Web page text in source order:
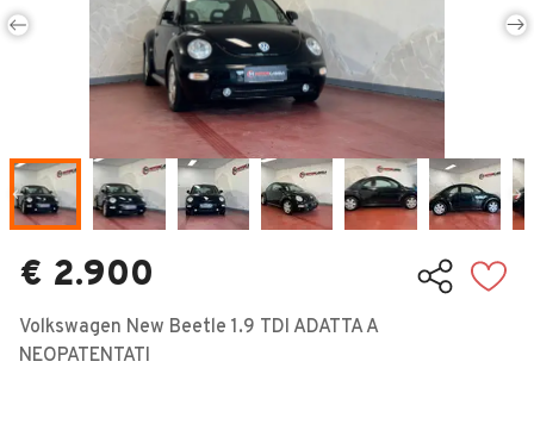
Auto d'epoca
Veicoli Commerciali
Concessionari
€ 2.900
Volkswagen New Beetle 1.9 TDI ADATTA A
NEOPATENTATI